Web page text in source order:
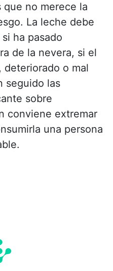
que no merece la
La leche debe
ha pasado
de la nevera, si el
deteriorado o mal
seguido las
sobre
conviene extremar
una persona